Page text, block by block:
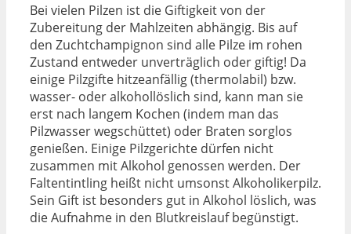
Bei vielen Pilzen ist die Giftigkeit von der
Zubereitung der Mahlzeiten abhängig. Bis auf
den Zuchtchampignon sind alle Pilze im rohen
Zustand entweder unverträglich oder giftig! Da
einige Pilzgifte hitzeanfällig (thermolabil) bzw.
wasser- oder alkohollöslich sind, kann man sie
erst nach langem Kochen (indem man das
Pilzwasser wegschüttet) oder Braten sorglos
genießen. Einige Pilzgerichte dürfen nicht
zusammen mit Alkohol genossen werden. Der
Faltentintling heißt nicht umsonst Alkoholikerpilz.
Sein Gift ist besonders gut in Alkohol löslich, was
die Aufnahme in den Blutkreislauf begünstigt.